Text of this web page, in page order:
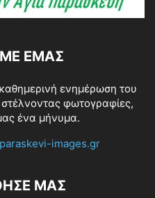
ΜΕ ΕΜΆΣ
ενημέρωση του
φωτογραφίες,
ένα μήνυμα.
images.gr
ΜΑΣ